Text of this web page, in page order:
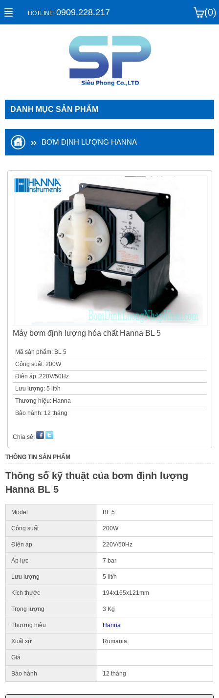
HOTLINE:0909.228.217 (0)
DANH MỤC SẢN PHẨM
» BƠM ĐỊNH LƯỢNG HANNA
Máy bơm định lượng hóa chất Hanna BL 5
Mã sản phẩm: BL 5
Công suất: 200W
Điện áp: 220V/50Hz
Lưu lượng: 5 lít/h
Thương hiệu: Hanna
Bảo hành: 12 tháng
Chia sẻ:
THÔNG TIN SẢN PHẨM
Thông số kỹ thuật của bơm định lượng
Hanna BL 5
Model BL 5
Công suất 200W
Điện áp 220V/50Hz
Áp lực 7 bar
Lưu lượng 5 lít/h
Kích thước 194x165x121mm
Trọng lượng 3 Kg
Thương hiệu Hanna
Xuất xứ Rumania
Giá
Bảo hành 12 tháng